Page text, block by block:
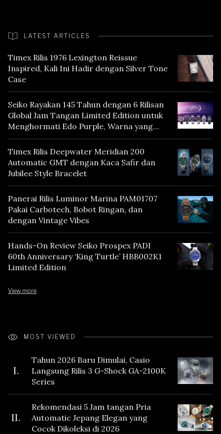
LATEST ARTICLES
Timex Rilis 1976 Lexington Reissue
Inspired, Kali Ini Hadir dengan Silver Tone
Case
Seiko Rayakan 145 Tahun dengan 6 Rilisan
Global Jam Tangan Limited Edition untuk
Menghormati Edo Purple, Warna yang
Mencerminkan Warisan Tokyo
Timex Rilis Deepwater Meridian 200
Automatic GMT dengan Kaca Safir dan
Jubilee Style Bracelet
Panerai Rilis Luminor Marina PAM01707
Pakai Carbotech, Bobot Ringan, dan
dengan Vintage Vibes
Hands-On Review Seiko Prospex PADI
60th Anniversary ‘King Turtle’ HBB002K1
Limited Edition
View more
MOST VIEWED
I.
Tahun 2026 Baru Dimulai, Casio
Langsung Rilis 3 G-Shock GA-2100K
Series
II.
Rekomendasi 5 Jam tangan Pria
Automatic Jepang Elegan yang
Cocok Dikoleksi di 2026